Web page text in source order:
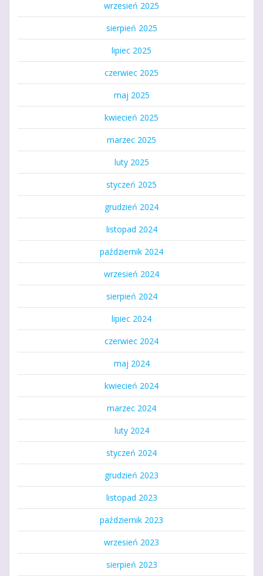
wrzesień 2025
sierpień 2025
lipiec 2025
czerwiec 2025
maj 2025
kwiecień 2025
marzec 2025
luty 2025
styczeń 2025
grudzień 2024
listopad 2024
październik 2024
wrzesień 2024
sierpień 2024
lipiec 2024
czerwiec 2024
maj 2024
kwiecień 2024
marzec 2024
luty 2024
styczeń 2024
grudzień 2023
listopad 2023
październik 2023
wrzesień 2023
sierpień 2023